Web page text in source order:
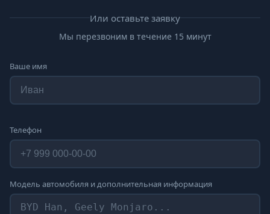
Или оставьте заявку
Мы перезвоним в течение 15 минут
Ваше имя
Телефон
Модель автомобиля и дополнительная информация